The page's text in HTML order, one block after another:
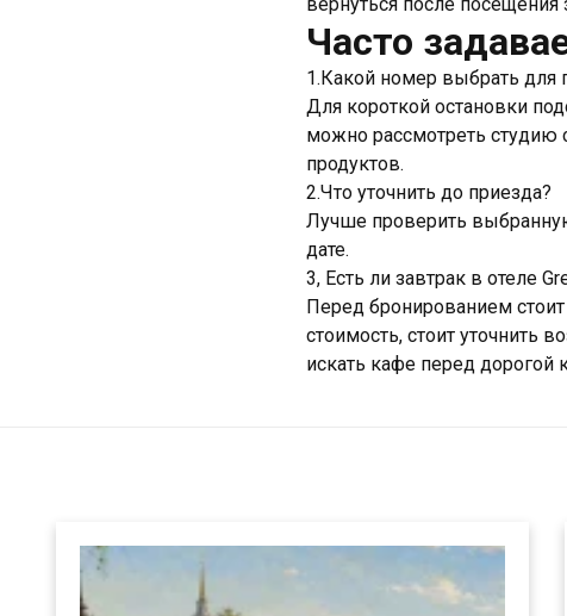
Часто
1.Какой номер выбрать для
Для короткой остановки
можно рассмотреть студию
продуктов.
2.Что уточнить до приезда?
Лучше проверить
дате.
3, Есть ли завтрак в отеле
Перед бронированием
стоимость, стоит уточнить
искать кафе перед дорогой